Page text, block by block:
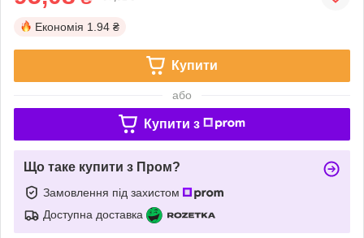
Економія 1.94 ₴
Купити
або
Купити з
Що таке купити з Пром?
Замовлення під захистом
Доступна доставка